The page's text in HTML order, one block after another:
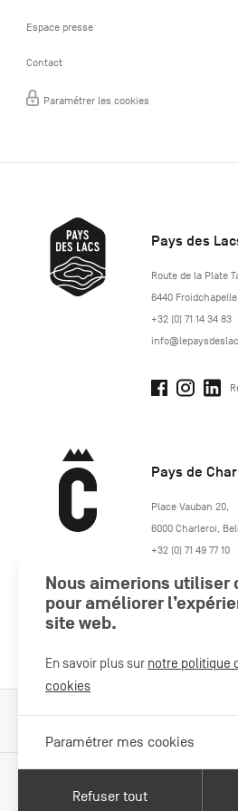
Espace presse
Contact
Paramétrer les cookies
Pays des
http://
Route de la Plate
6440 Froidchapelle
+32 (0) 71 14 34 83
Pays de
https://
Place Vauban 20,
6000 Charleroi,
+32 (0) 71 49 77 10
Avec le soutien de
Nous aimerions utiliser
pour améliorer
site web.
En savoir plus sur notre politique
cookies
Paramétrer mes cookies
Refuser tout